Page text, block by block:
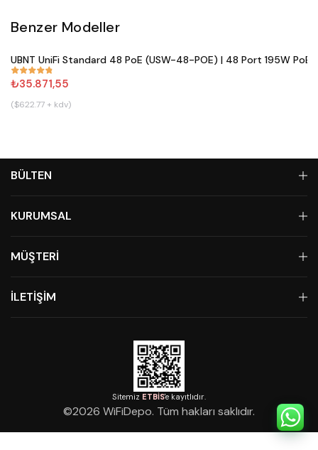
Benzer Modeller
#861
UBNT UniFi Standard 48 PoE (USW-48-POE) | 48 Port 195W
₺35.871,55
($622.77 + kdv)
BÜLTEN
KURUMSAL
MÜŞTERİ
İLETİŞİM
Sitemiz ETBİS'e kayıtlıdır.
©2026 WiFiDepo. Tüm hakları saklıdır.